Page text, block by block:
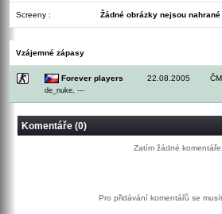
Screeny : Žádné obrázky nejsou nahrané
Vzájemné zápasy
Forever players
de_nuke, ---
22.08.2005
Komentáře (0)
Zatím žádné komentáře.
Pro přidávání komentářů se